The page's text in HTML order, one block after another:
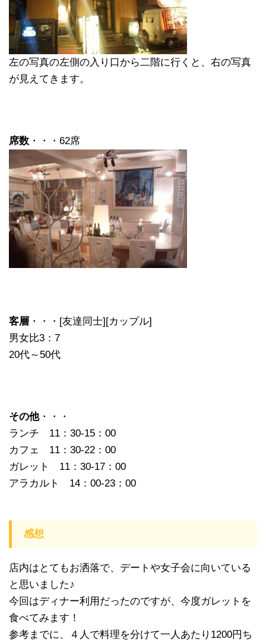
左の写真の左側の入り口から二階に行くと、右の写真
が見えてきます。
席数 ・・・62席
客層 ・・・[友達同士][カップル]
男女比3：7
20代～50代
その他・・・
ランチ 11：30-15：00
カフェ 11：30-22：00
ガレット 11：30-17：00
アラカルト 14：00-23：00
感想
店内はとてもお洒落で、デートや女子会に向いている
と思いました♪
今回はディナー利用だったのですが、今度ガレットを
食べてみます！
参考までに、４人で料理を分けて一人あたり1200円ち